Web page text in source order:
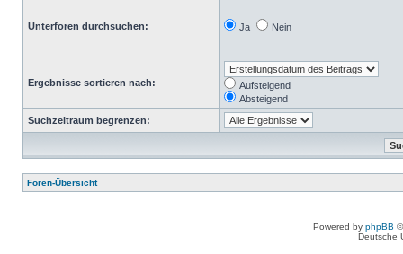
Unterforen durchsuchen: Ja Nein
Ergebnisse sortieren nach:
Aufsteigend
Absteigend
Suchzeitraum begrenzen:
Foren-Übersicht
Powered by phpBB
Deutsche